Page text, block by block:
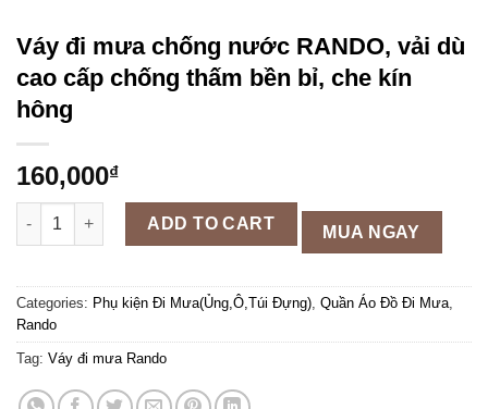
Váy đi mưa chống nước RANDO, vải dù
cao cấp chống thấm bền bỉ, che kín
hông
160,000₫
Váy đi mưa chống nước RANDO, vải dù cao cấp chống thấm
ADD TO CART MUA NGAY
Categories: Phụ kiện Đi Mưa(Ủng,Ô,Túi Đựng) Quần Áo Đồ Đi Mưa
Rando
Tag: Váy đi mưa Rando